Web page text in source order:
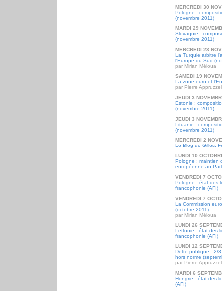
MERCREDI 30
Pologne :
(novembre 2011)
MARDI 29
Slovaquie :
(novembre 2011)
MERCREDI 23
La Turquie arbitre
l'Europe du Sud
par Mirian Méloua
SAMEDI 19
La zone euro et
par Pierre Appruzzel
JEUDI 3
Estonie :
(novembre 2011)
JEUDI 3
Lituanie :
(novembre 2011)
MERCREDI 2
Le Blog de Gilles,
LUNDI 10
Pologne : maintien
européenne au
VENDREDI 7
Pologne : état des
francophonie (AFI)
VENDREDI 7
La Commission
(octobre 2011)
par Mirian Méloua
LUNDI 26
Lettonie : état des
francophonie (AFI)
LUNDI 12
Dette publique : 2/
hors norme
par Pierre Appruzzel
MARDI 6
Hongrie : état des
(AFI)